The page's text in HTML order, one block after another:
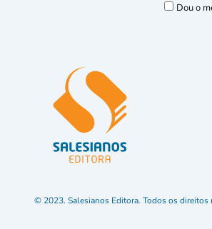
Dou o
© 2023. Salesianos Editora. Todos os direitos